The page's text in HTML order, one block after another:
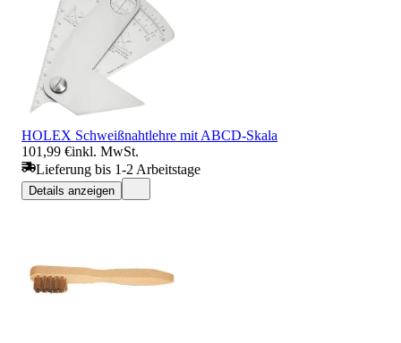
HOLEX Schweißnahtlehre mit ABCD-Skala
101,99 €inkl. MwSt.
Lieferung bis 1-2 Arbeitstage
Details anzeigen